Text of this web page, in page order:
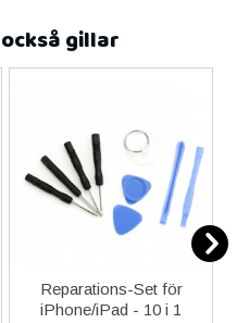
gillar
Reparations-Set för
iPhone/iPad - 10 i 1